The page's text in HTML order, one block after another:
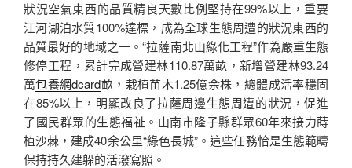
狀況空氣東西的品質精良天數比例堅持在99%以上，重要
江河湖泊水質100%達標，成為全球生態周遭的狀況東西的
品質最好的地域之一。“拉薩南北山綠化工程”作為嚴重生態
修停工程，累計完成營建林110.87萬畝，新增營建林93.24
萬包養網dcard畝，栽植苗木1.25億余株，總體成活率穩固
在85%以上，明顯改良了拉薩周邊生態周遭的狀況，促進
了國民群眾的生態福祉。山南市隆子縣群眾60年來接力蒔
植沙棘，建成40余公里“綠色長城”。這些任務恰是生態範疇
保持持久建躲的活潑寫照。